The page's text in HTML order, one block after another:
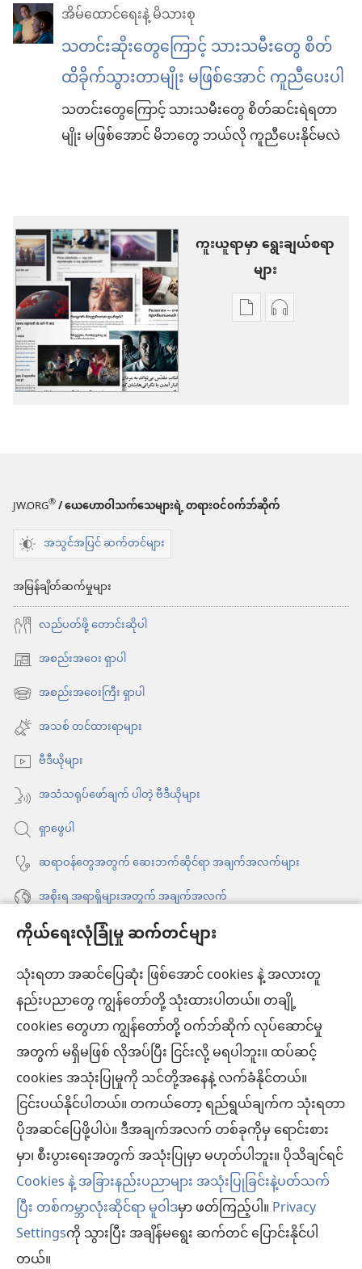
ကိုယ်ရေးလုံခြုံမှု ဆက်တင်များ
သုံးရတာ အဆင်ပြေဆုံး ဖြစ်အောင် cookies နဲ့ အလားတူ
နည်းပညာတွေ ကျွန်တော်တို့ သုံးထားပါတယ်။ တချို့
cookies တွေဟာ ကျွန်တော်တို့ ဝက်ဘ်ဆိုက် လုပ်ဆောင်မှု
အတွက် မရှိမဖြစ် လိုအပ်ပြီး ငြင်းလို့ မရပါဘူး။ ထပ်ဆင့်
cookies အသုံးပြုမှုကို သင်တို့အနေနဲ့ လက်ခံနိုင်တယ်။
ငြင်းပယ်နိုင်ပါတယ်။ တကယ်တော့ ရည်ရွယ်ချက်က သုံးရတာ
ပိုအဆင်ပြေဖို့ပါပဲ။ ဒီအချက်အလက် တစ်ခုကိုမှ ရောင်းစား
မှာ၊ စီးပွားရေးအတွက် အသုံးပြုမှာ မဟုတ်ပါဘူး။ ပိုသိချင်ရင်
Cookies နဲ့ အခြားနည်းပညာများ အသုံးပြုခြင်းနဲ့ပတ်သက်
ပြီး တစ်ကမ္ဘာလုံးဆိုင်ရာ မူဝါဒမှာ ဖတ်ကြည့်ပါ။Privacy
Settingsကို သွားပြီး အချိန်မရွေး ဆက်တင် ပြောင်းနိုင်ပါ
တယ်။
အိမ်ထောင်ရေးနဲ့ မိသားစု
သတင်းဆိုးတွေကြောင့် သားသမီးတွေ စိတ်
ထိခိုက်သွားတာမျိုး မဖြစ်အောင် ကူညီပေးပါ
သတင်းတွေကြောင့် သားသမီးတွေ စိတ်ဆင်းရဲရတာ
မျိုး မဖြစ်အောင် မိဘတွေ ဘယ်လို ကူညီပေးနိုင်မလဲ
ကူးယူရာမှာ ရွေးချယ်စရာ
များ
စာပေ
များ
အသံ
စရာ
များ
JW.ORG®/ ယေဟောဝါသက်သေများရဲ့ တရားဝင်ဝက်ဘ်ဆိုက်
အသွင်အပြင် ဆက်တင်များ
အမြန်ချိတ်ဆက်မှုများ
လည်ပတ်ဖို့ တောင်းဆိုပါ
အစည်းအဝေး ရှာပါ
(window
အသစ်
င့်
နေ
ပါ
တယ်)
အစည်းအဝေးကြီး ရှာပါ
(window
အသစ်
င့်
နေ
ပါ
တယ်)
အသစ် တင်ထားရာများ
ဗီဒီယိုများ
အသံသရုပ်ဖော်ချက် ပါတဲ့ ဗီဒီယိုများ
ရှာဖွေပါ
ဆရာဝန်တွေအတွက် ဆေးဘက်ဆိုင်ရာ အချက်အလက်များ
အစိုးရ အရာရှိများအတွက် အချက်အလက်
အကူအညီ
အလှူငွေ
(window
အသစ်
ဖွ
င့်
နေ
ပါ
တယ်)
ကင်းမျှော်စင် အွန်လိုင်းစာကြည့်တိုက်™
(window
အသစ်
ဖွ
င့်
နေ
ပါ
တယ်)
JW Hub®
(window
အသစ်
ဖွ
င့်
နေ
ပါ
တယ်)
JW Library®
ကင်းမျှော်စင် စာကြည့်တိုက်
Copyright© 2026 Watch Tower Bible and Tract Society of Pennsylvania.
လိုက်နာရန် စည်းကမ်းများ